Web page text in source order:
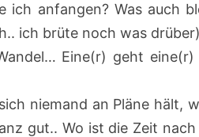
ich anfangen? Was auch
ich brüte noch was
Eine(r) geht
niemand an Pläne hält,
gut.. Wo ist die Zeit